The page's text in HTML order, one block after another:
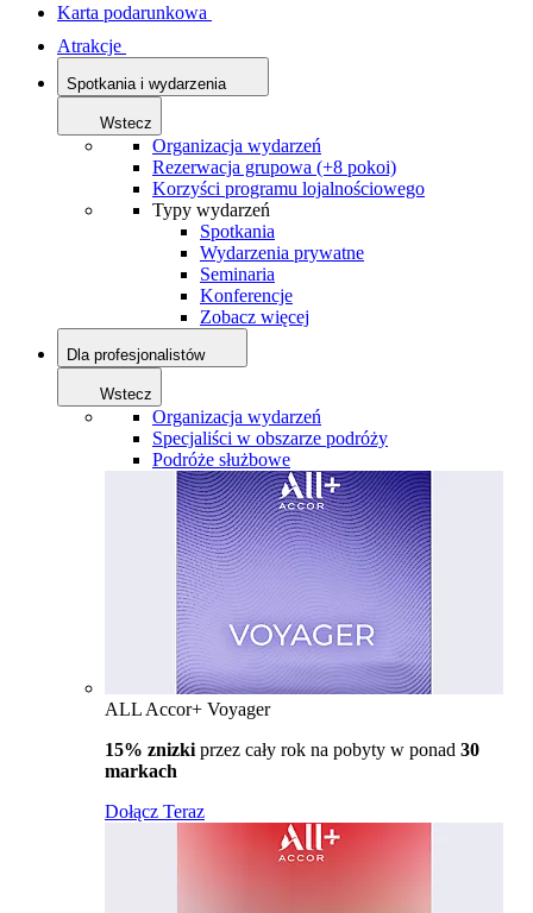
Karta podarunkowa
Atrakcje
Spotkania i wydarzenia
Wstecz
Organizacja wydarzeń
Rezerwacja grupowa (+8 pokoi)
Korzyści programu lojalnościowego
Typy wydarzeń
Spotkania
Wydarzenia prywatne
Seminaria
Konferencje
Zobacz więcej
Dla profesjonalistów
Wstecz
Organizacja wydarzeń
Specjaliści w obszarze podróży
Podróże służbowe
ALL Accor+ Voyager
15% znizki przez cały rok na pobyty w ponad 30
markach
Dołącz Teraz